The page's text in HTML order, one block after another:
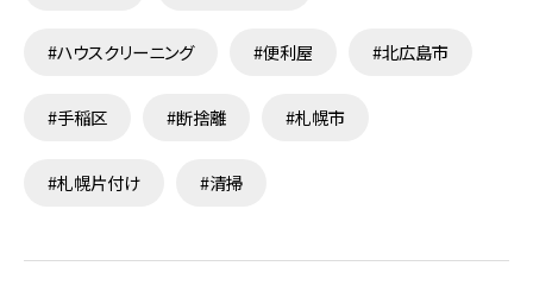
#ハウスクリーニング #便利屋 #北広島市
#手稲区 #断捨離 #札幌市
#札幌片付け #清掃